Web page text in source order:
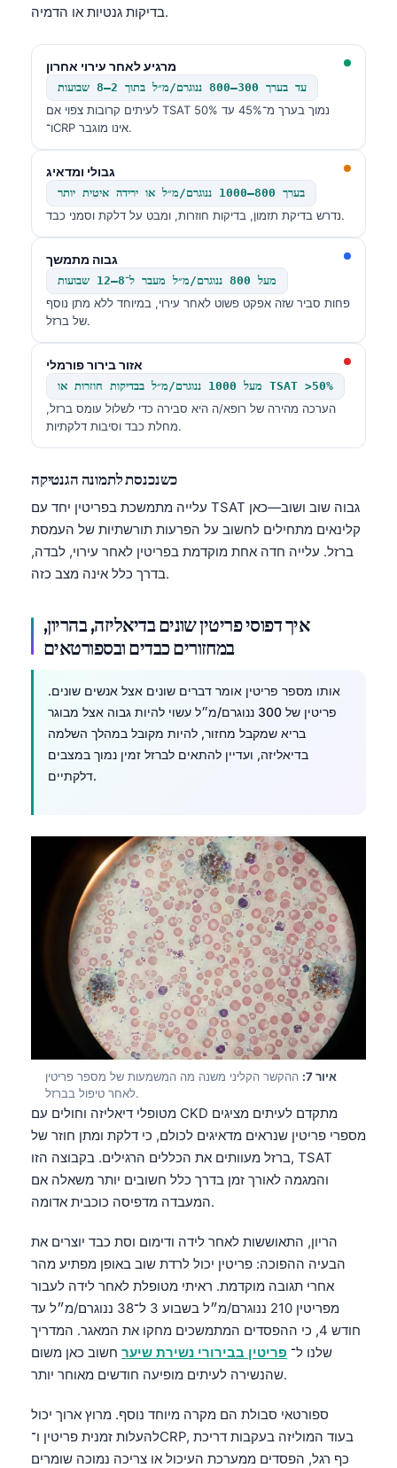
בדיקות גנטיות או הדמיה.
מרגיע לאחר עירוי אחרון
עד בערך 300–800 ננוגרם/מ״ל בתוך 2–8 שבועות
לעיתים קרובות צפוי אם TSAT נמוך בערך מ־45% עד 50%
ו־CRP אינו מוגבר.
גבולי ומדאיג
בערך 800–1000 ננוגרם/מ״ל או ירידה איטית יותר
נדרש בדיקת תזמון, בדיקות חוזרות, ומבט על דלקת וסמני כבד.
גבוה מתמשך
מעל 800 ננוגרם/מ״ל מעבר ל־8–12 שבועות
פחות סביר שזה אפקט פשוט לאחר עירוי, במיוחד ללא מתן נוסף
של ברזל.
אזור בירור פורמלי
מעל 1000 ננוגרם/מ״ל בבדיקות חוזרות או TSAT >50%
הערכה מהירה של רופא/ה היא סבירה כדי לשלול עומס ברזל,
מחלת כבד וסיבות דלקתיות.
כשנכנסת לתמונה הגנטיקה
עלייה מתמשכת בפריטין יחד עם TSAT גבוה שוב ושוב—כאן
קלינאים מתחילים לחשוב על הפרעות תורשתיות של העמסת
ברזל. עלייה חדה אחת מוקדמת בפריטין לאחר עירוי, לבדה,
בדרך כלל אינה מצב כזה.
איך דפוסי פריטין שונים בדיאליזה, בהריון,
במחזורים כבדים ובספורטאים
אותו מספר פריטין אומר דברים שונים אצל אנשים שונים.
פריטין של 300 ננוגרם/מ״ל עשוי להיות גבוה אצל מבוגר
בריא שמקבל מחזור, להיות מקובל במהלך השלמה
בדיאליזה, ועדיין להתאים לברזל זמין נמוך במצבים
דלקתיים.
איור 7:
ההקשר הקליני משנה מה המשמעות של מספר פריטין
לאחר טיפול בברזל.
מטופלי דיאליזה וחולים עם CKD מתקדם לעיתים מציגים
מספרי פריטין שנראים מדאיגים לכולם, כי דלקת ומתן חוזר של
ברזל מעוותים את הכללים הרגילים. בקבוצה הזו, TSAT
והמגמה לאורך זמן בדרך כלל חשובים יותר משאלה אם
המעבדה מדפיסה כוכבית אדומה.
הריון, התאוששות לאחר לידה ודימום וסת כבד יוצרים את
הבעיה ההפוכה: פריטין יכול לרדת שוב באופן מפתיע מהר
אחרי תגובה מוקדמת. ראיתי מטופלת לאחר לידה לעבור
מפריטין 210 ננוגרם/מ״ל בשבוע 3 ל־38 ננוגרם/מ״ל עד
חודש 4, כי ההפסדים המתמשכים מחקו את המאגר. המדריך
שלנו ל־ פריטין בבירורי נשירת שיער חשוב כאן משום
שהנשירה לעיתים מופיעה חודשים מאוחר יותר.
ספורטאי סבולת הם מקרה מיוחד נוסף. מרוץ ארוך יכול
להעלות זמנית פריטין ו־CRP, בעוד המוליזה בעקבות דריכת
כף רגל, הפסדים ממערכת העיכול או צריכה נמוכה שומרים
پښتو
অসমীয়া
Galego
Latviešu valoda
Македонски јазик
Occitan
العربية المغربية
Afrikaans
Монгол
ພາສາລາວ
Basa Jawa
Cebuano
ئۇيغۇرچە
Кыргызча
Татар теле
Беларуская мова
Esperanto
Ślōnskŏ gŏdka
Norsk bokmål